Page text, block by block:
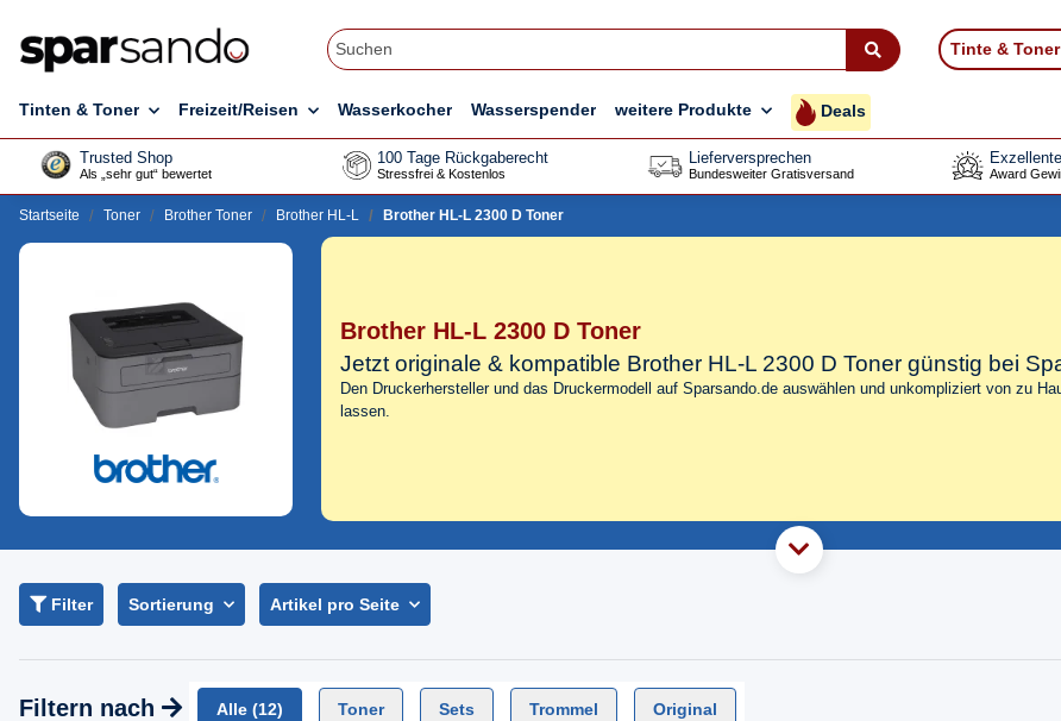
Tinte &
Tinten & Toner Freizeit/Reisen Wasserkocher Wasserspender weitere Produkte Deals
Trusted Shop
Als „sehr gut“ bewertet
100 Tage Rückgaberecht
Stressfrei & Kostenlos
Lieferversprechen
Bundesweiter Gratisversand Award
Startseite Toner Brother Toner Brother HL-L Brother HL-L 2300 D Toner
Brother HL-L 2300 D Toner
Jetzt originale & kompatible Brother HL-L 2300 D Toner günstig bei
Den Druckerhersteller und das Druckermodell auf Sparsando.de auswählen und unkompliziert von zu
lassen.
Filter Sortierung Artikel pro Seite
Filtern nach Alle (12) Toner Sets Trommel Original